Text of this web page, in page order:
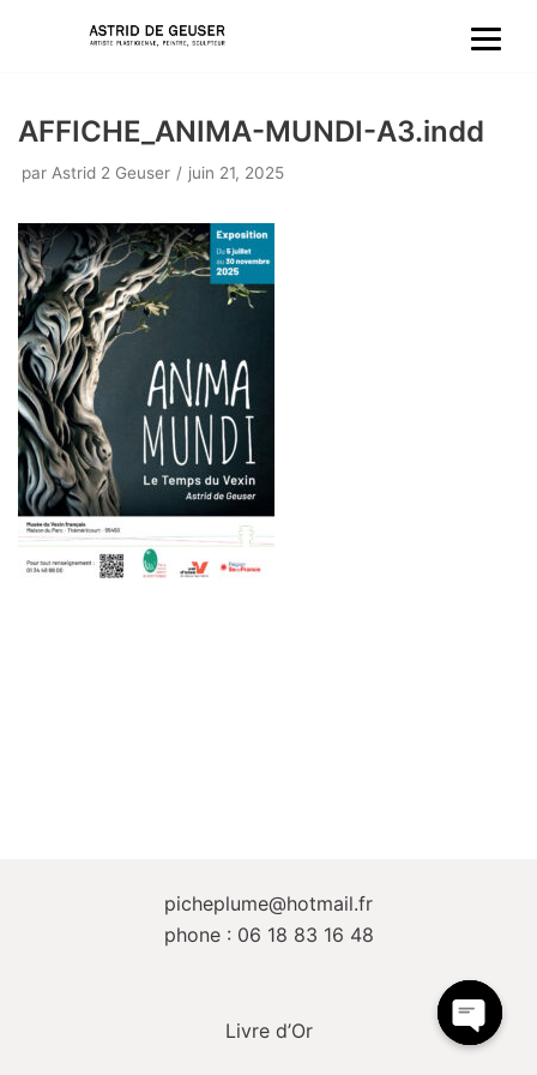
contenu
AFFICHE_ANIMA-MUNDI-A3.indd
par Astrid 2 Geuser juin 21, 2025
picheplume@hotmail.fr
phone : 06 18 83 16 48
Livre d’Or